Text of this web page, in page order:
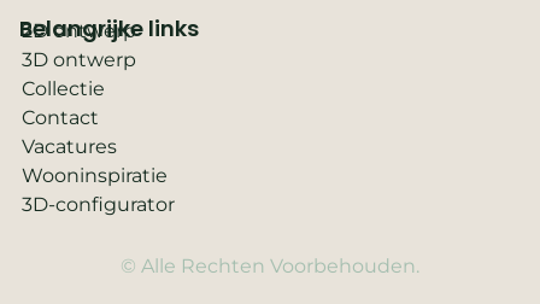
Belangrijke links
2D ontwerp
3D ontwerp
Collectie
Contact
Vacatures
Wooninspiratie
3D-configurator
© Alle Rechten Voorbehouden.